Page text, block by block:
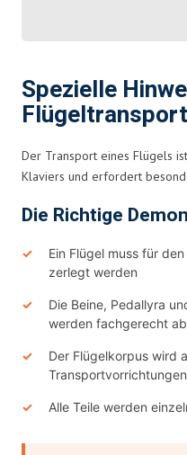
Spezielle
Der Transport eines Flügels
Klaviers und erfordert
Die Richtige
Ein Flügel muss für
zerlegt werden
Die Beine, Pedallyra
werden fachgerecht
Der Flügelkorpus wird
Alle Teile werden